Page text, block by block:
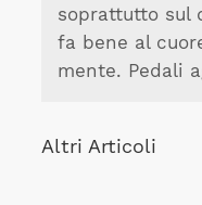
soprattutto sul
fa bene al
mente. Pedali
Altri Articoli